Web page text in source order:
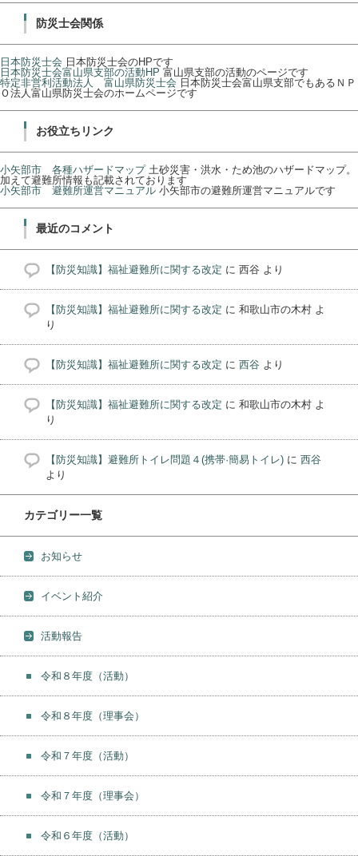
防災士会関係
日本防災士会 日本防災士会のHPです
日本防災士会富山県支部の活動HP 富山県支部の活動のページです
特定非営利活動法人 富山県防災士会 日本防災士会富山県支部でもあるＮＰ
Ｏ法人富山県防災士会のホームページです
お役立ちリンク
小矢部市 各種ハザードマップ土砂災害・洪水・ため池のハザードマップ。
加えて避難所情報も記載されております
小矢部市 避難所運営マニュアル 小矢部市の避難所運営マニュアルです
最近のコメント
【防災知識】福祉避難所に関する改定 に 西谷 より
【防災知識】福祉避難所に関する改定 に 和歌山市の木村 よ
り
【防災知識】福祉避難所に関する改定 に 西谷 より
【防災知識】福祉避難所に関する改定 に 和歌山市の木村 よ
り
【防災知識】避難所トイレ問題４(携帯·簡易トイレ) に 西谷
より
カテゴリー一覧
お知らせ
イベント紹介
活動報告
令和８年度（活動）
令和８年度（理事会）
令和７年度（活動）
令和７年度（理事会）
令和６年度（活動）